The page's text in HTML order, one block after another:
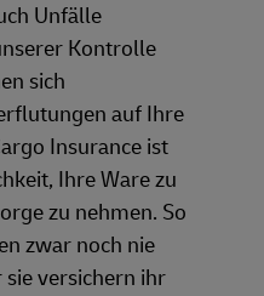
Unfälle
Kontrolle
sich
auf Ihre
Insurance ist
Ihre Ware zu
zu nehmen. So
zwar noch nie
sie versichern ihr